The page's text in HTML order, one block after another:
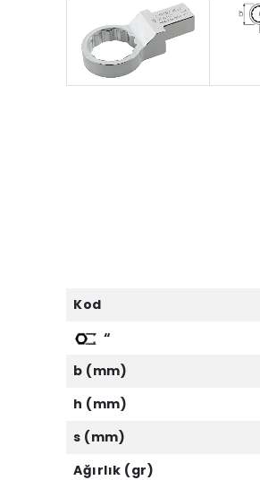
Kod
“
b (mm)
h (mm)
s (mm)
Ağırlık (gr)